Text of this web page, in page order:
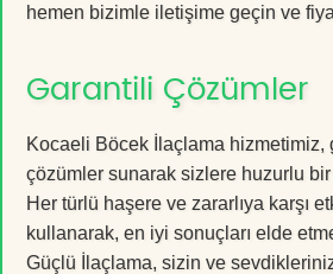
hemen bizimle iletişime geçin ve
Garantili Çözümler
Kocaeli Böcek İlaçlama hizmetimiz,
çözümler sunarak sizlere huzurlu bir
Her türlü haşere ve zararlıya karşı
kullanarak, en iyi sonuçları elde
Güçlü İlaçlama, sizin ve